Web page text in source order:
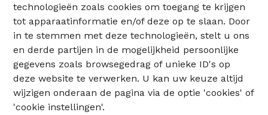
technologieën zoals cookies om toegang te krijgen
tot apparaatinformatie en/of deze op te slaan. Door
in te stemmen met deze technologieën, stelt u ons
en derde partijen in de mogelijkheid persoonlijke
gegevens zoals browsegedrag of unieke ID's op
deze website te verwerken. U kan uw keuze altijd
wijzigen onderaan de pagina via de optie 'cookies' of
'cookie instellingen'.
02 735 18 38